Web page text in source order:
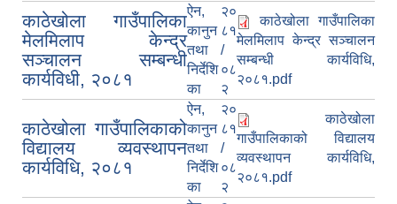
काठेखोला गाउँपालिका
मेलमिलाप केन्द्र
सञ्चालन सम्बन्धी
कार्यविधी, २०८१
ऐन,
कानुन
तथा
निर्देशि
का
२०
८१
/
०८
२
काठेखोला गाउँपालिका
मेलमिलाप केन्द्र सञ्चालन
सम्बन्धी कार्यविधि,
२०८१.pdf
काठेखोला गाउँपालिकाको
विद्यालय व्यवस्थापन
कार्यविधि, २०८१
ऐन,
कानुन
तथा
निर्देशि
का
२०
८१
/
०८
२
काठेखोला
गाउँपालिकाको विद्यालय
व्यवस्थापन कार्यविधि,
२०८१.pdf